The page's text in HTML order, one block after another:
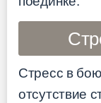
Стресс в
отсутствие